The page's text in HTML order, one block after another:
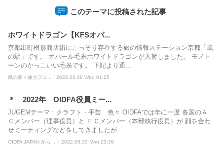
このテーマに投稿された記事
ホワイトドラゴン【KFSオパ...
京都出町桝形商店街にこっそり存在する旅の情報ステーション京都「風
の駅」です。 オパール毛糸ホワイトドラゴンが入荷しました。 モノト
ーンのかっこいい毛糸です。 下記より通...
風の駅＋旅カフェ... | 2022.06.08 Wed 01:25
＊ 2022年 OIDFA役員ミー...
JUGEMテーマ：クラフト・手芸 色々 OIDFAでは年に一度 各国のＡ
Ｃメンバー（理事役員）と ＥＣメンバー（本部執行役員）が 顔を合わ
せミーティングなどをしてきましたが ...
OIDFA JAPAN から ... | 2022.05.30 Mon 23:39